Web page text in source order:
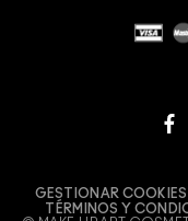
GESTIONAR COOKIES
TÉRMINOS Y